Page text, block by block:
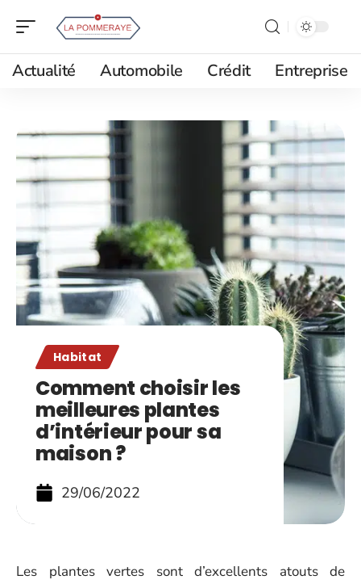
Actualité Automobile Crédit Entreprise
Habitat
Comment choisir les
meilleures plantes
d’intérieur pour sa
maison ?
29/06/2022
Les plantes vertes sont d’excellents atouts de